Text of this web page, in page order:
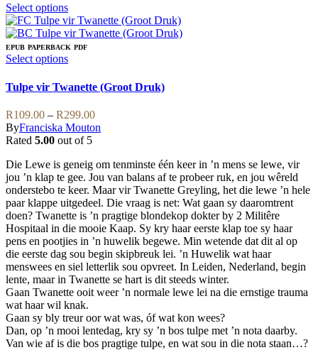
Select optionsThis
product
has
multiple
variants.
options
may
be
chosen
on
the
product
page
EPUB PAPERBACK PDF
Select optionsThis
has
multiple
variants.
The
options
may
be
chosen
on
the
product
page
Tulpe vir Twanette (Groot Druk)
R109.00 – R299.00Price
range:
R299.00
ByFranciska Mouton
Rated 5.00 out of 5
Die Lewe is geneig om tenminste één keer in ’n mens se lewe, vir
jou ’n klap te gee. Jou van balans af te probeer ruk, en jou wêreld
onderstebo te keer. Maar vir Twanette Greyling, het die lewe ’n hele
paar klappe uitgedeel. Die vraag is net: Wat gaan sy daaromtrent
doen? Twanette is ’n pragtige blondekop dokter by 2 Militêre
Hospitaal in die mooie Kaap. Sy kry haar eerste klap toe sy haar
pens en pootjies in ’n huwelik begewe. Min wetende dat dit al op
die eerste dag sou begin skipbreuk lei. ’n Huwelik wat haar
menswees en siel letterlik sou opvreet. In Leiden, Nederland, begin
lente, maar in Twanette se hart is dit steeds winter.
Gaan Twanette ooit weer ’n normale lewe lei na die ernstige trauma
wat haar wil knak.
Gaan sy bly treur oor wat was, óf wat kon wees?
Dan, op ’n mooi lentedag, kry sy ’n bos tulpe met ’n nota daarby.
Van wie af is die bos pragtige tulpe, en wat sou in die nota staan…?